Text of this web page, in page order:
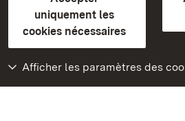
uniquement les
cookies nécessaires
Afficher les paramètres des
plus loin
Accueil
Monuments
Rendez-nous visite